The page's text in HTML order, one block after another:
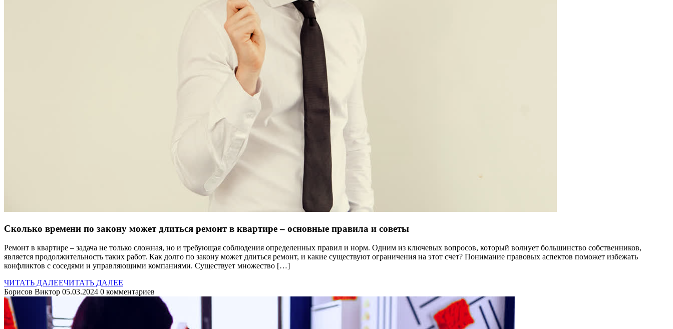
Сколько времени по закону может длиться ремонт в квартире – основные правила и советы
Ремонт в квартире – задача не только сложная, но и требующая соблюдения определенных правил и норм. Одним из ключевых вопросов, который волнует большинство собственников,
является продолжительность таких работ. Как долго по закону может длиться ремонт, и какие существуют ограничения на этот счет? Понимание правовых аспектов поможет избежать
конфликтов с соседями и управляющими компаниями. Существует множество […]
ЧИТАТЬ ДАЛЕЕЧИТАТЬ ДАЛЕЕ
Борисов Виктор 05.03.2024 0 комментариев